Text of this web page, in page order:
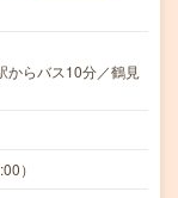
からバス10分／鶴見
）